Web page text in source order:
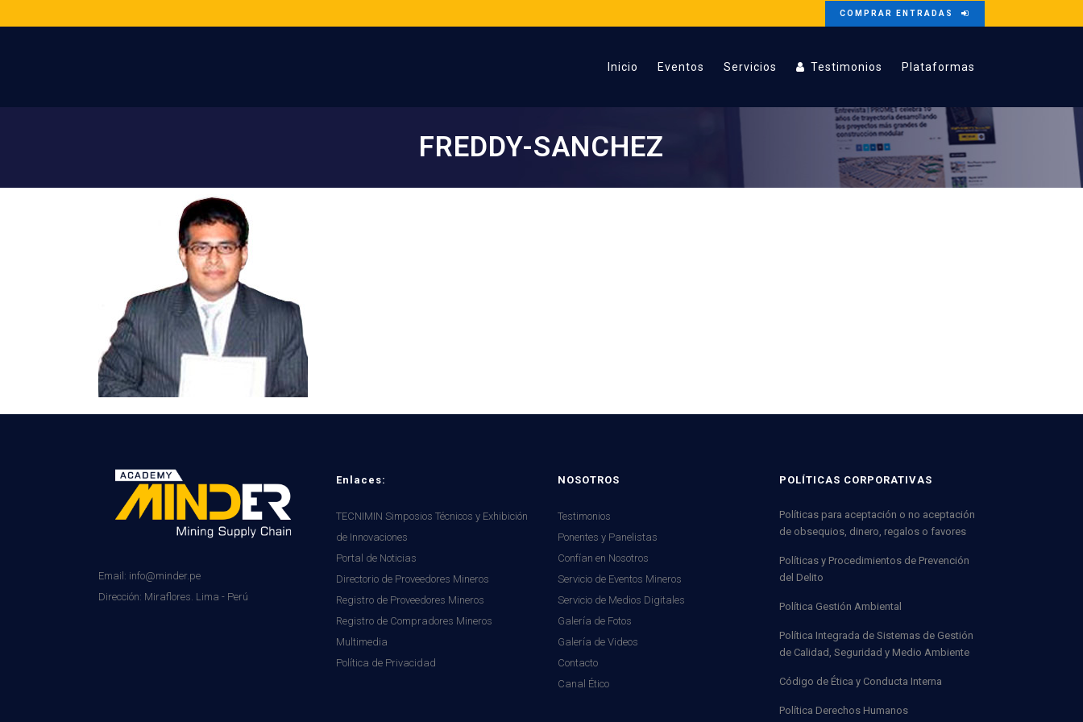
COMPRAR ENTRADAS
Inicio Eventos Servicios Testimonios Plataformas
FREDDY-SANCHEZ
Email: info@minder.pe
Dirección: Miraflores. Lima - Perú
Enlaces:
TECNIMIN Simposios Técnicos y Exhibición
de Innovaciones
Portal de Noticias
Directorio de Proveedores Mineros
Registro de Proveedores Mineros
Registro de Compradores Mineros
Multimedia
Política de Privacidad
NOSOTROS
Testimonios
Ponentes y Panelistas
Confían en Nosotros
Servicio de Eventos Mineros
Servicio de Medios Digitales
Galería de Fotos
Galería de Videos
Contacto
Canal Ético
POLÍTICAS CORPORATIVAS
Políticas para aceptación o no aceptación
de obsequios, dinero, regalos o favores
Políticas y Procedimientos de Prevención
del Delito
Política Gestión Ambiental
Política Integrada de Sistemas de Gestión
de Calidad, Seguridad y Medio Ambiente
Código de Ética y Conducta Interna
Política Derechos Humanos